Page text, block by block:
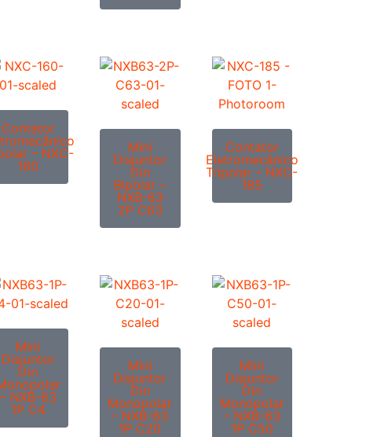
Contator
– NXC-
160
Mini
Disjuntor
Din
Bipolar –
NXB-63
2P C63
Contator
Eletromecânico
Tripolar – NXC-
185
Mini
Disjuntor
Din
– NXB-63
1P C4
Mini
Disjuntor
Din
Monopolar
– NXB-63
1P C20
Mini
Disjuntor
Din
Monopolar
– NXB-63
1P C50